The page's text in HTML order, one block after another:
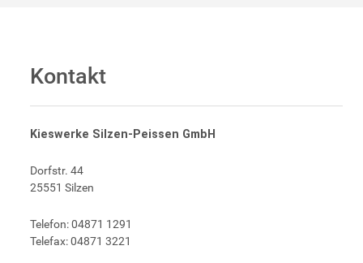
Kontakt
Kieswerke Silzen-Peissen GmbH
Dorfstr. 44
25551 Silzen
Telefon: 04871 1291
Telefax: 04871 3221